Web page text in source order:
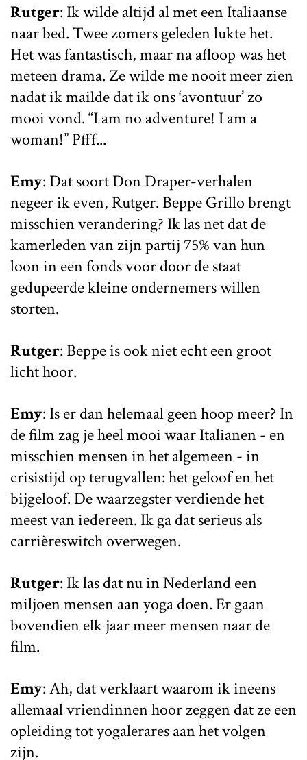
Rutger: Ik wilde altijd al met een Italiaanse
naar bed. Twee zomers geleden lukte het.
Het was fantastisch, maar na afloop was het
meteen drama. Ze wilde me nooit meer zien
nadat ik mailde dat ik ons ‘avontuur’ zo
mooi vond. “I am no adventure! I am a
woman!” Pfff...
Emy: Dat soort Don Draper-verhalen
negeer ik even, Rutger. Beppe Grillo brengt
misschien verandering? Ik las net dat de
kamerleden van zijn partij 75% van hun
loon in een fonds voor door de staat
gedupeerde kleine ondernemers willen
storten.
Rutger: Beppe is ook niet echt een groot
licht hoor.
Emy: Is er dan helemaal geen hoop meer? In
de film zag je heel mooi waar Italianen - en
misschien mensen in het algemeen - in
crisistijd op terugvallen: het geloof en het
bijgeloof. De waarzegster verdiende het
meest van iedereen. Ik ga dat serieus als
carrièreswitch overwegen.
Rutger: Ik las dat nu in Nederland een
miljoen mensen aan yoga doen. Er gaan
bovendien elk jaar meer mensen naar de
film.
Emy: Ah, dat verklaart waarom ik ineens
allemaal vriendinnen hoor zeggen dat ze een
opleiding tot yogalerares aan het volgen
zijn.